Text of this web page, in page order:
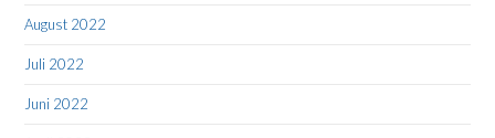
August 2022
Juli 2022
Juni 2022